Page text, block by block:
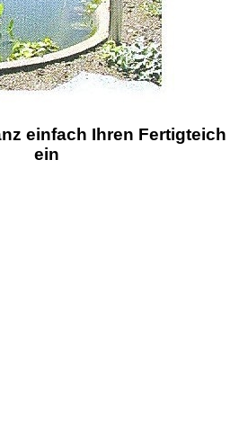
einfach Ihren Fertigteich
ein